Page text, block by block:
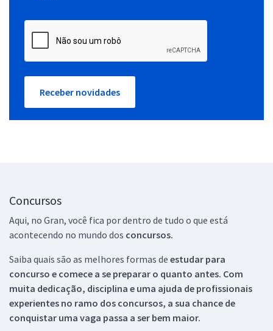
Receber novidades
Concursos
Aqui, no Gran, você fica por dentro de tudo o que está
acontecendo no mundo dos concursos.
Saiba quais são as melhores formas de estudar para
concurso e comece a se preparar o quanto antes. Com
muita dedicação, disciplina e uma ajuda de profissionais
experientes no ramo dos concursos, a sua chance de
conquistar uma vaga passa a ser bem maior.